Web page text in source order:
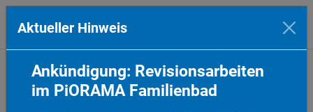
Dauerhaft geparkt für 75,00
€/monatlich
Aktueller Hinweis
Ankündigung: Revisionsarbeiten
im PiORAMA Familienbad